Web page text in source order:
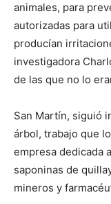
animales, para
autorizadas para
producían
investigadora
de las que no lo
San Martín, siguió
árbol, trabajo que
empresa dedicada
saponinas de
mineros y